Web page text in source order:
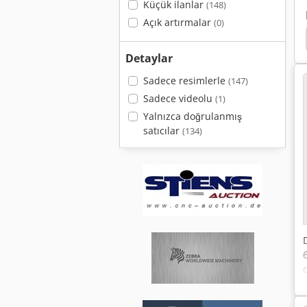
Küçük ilanlar (148)
Açık artırmalar (0)
Detaylar
Sadece resimlerle (147)
Sadece videolu (1)
Yalnızca doğrulanmış
satıcılar (134)